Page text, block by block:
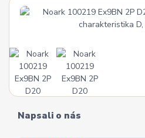
Napsali o nás